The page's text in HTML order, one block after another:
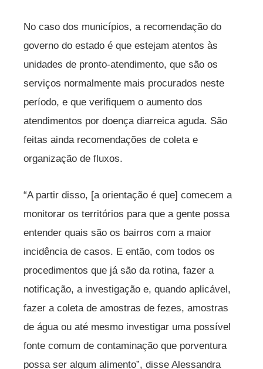
No caso dos municípios, a recomendação do
governo do estado é que estejam atentos às
unidades de pronto-atendimento, que são os
serviços normalmente mais procurados neste
período, e que verifiquem o aumento dos
atendimentos por doença diarreica aguda. São
feitas ainda recomendações de coleta e
organização de fluxos.
“A partir disso, [a orientação é que] comecem a
monitorar os territórios para que a gente possa
entender quais são os bairros com a maior
incidência de casos. E então, com todos os
procedimentos que já são da rotina, fazer a
notificação, a investigação e, quando aplicável,
fazer a coleta de amostras de fezes, amostras
de água ou até mesmo investigar uma possível
fonte comum de contaminação que porventura
possa ser algum alimento”, disse Alessandra